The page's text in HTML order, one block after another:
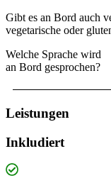
Gibt es an Bord auch
vegetarische oder
Welche Sprache wird
an Bord gesprochen?
Leistungen
Inkludiert